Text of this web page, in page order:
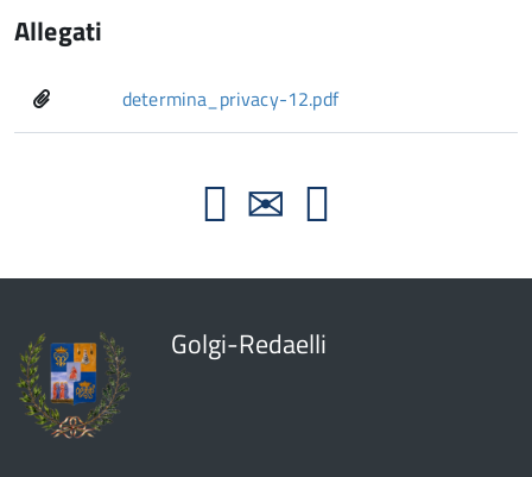
Allegati
determina_privacy-12.pdf
Golgi-Redaelli